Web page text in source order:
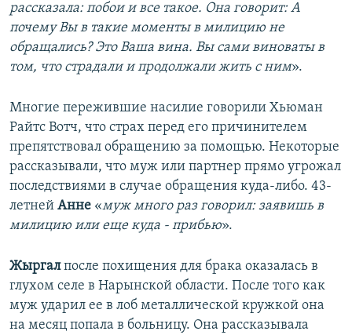
рассказала: побои и все такое. Она говорит: А
почему Вы в такие моменты в милицию не
обращались? Это Ваша вина. Вы сами виноваты в
том, что страдали и продолжали жить с ним».
Многие пережившие насилие говорили Хьюман
Райтс Вотч, что страх перед его причинителем
препятствовал обращению за помощью. Некоторые
рассказывали, что муж или партнер прямо угрожал
последствиями в случае обращения куда-либо. 43-
летней Анне «муж много раз говорил: заявишь в
милицию или еще куда - прибью».
Жыргалпосле похищения для брака оказалась в
глухом селе в Нарынской области. После того как
муж ударил ее в лоб металлической кружкой она
на месяц попала в больницу. Она рассказывала